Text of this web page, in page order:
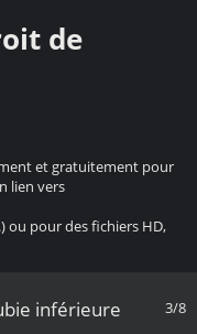
de
et gratuitement pour
lien vers
ou pour des fichiers HD,
3/8
inférieure